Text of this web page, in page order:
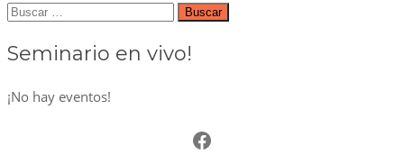
Buscar:
Seminario en vivo!
¡No hay eventos!
Facebook